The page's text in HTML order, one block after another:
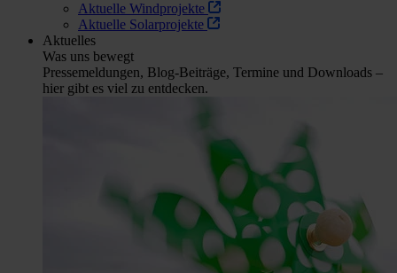
Aktuelle Windprojekte
Aktuelle Solarprojekte
Aktuelles
Was uns bewegt
Pressemeldungen, Blog-Beiträge, Termine und Downloads –
hier gibt es viel zu entdecken.